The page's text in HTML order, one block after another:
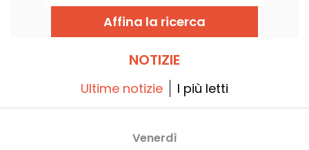
Chevreuse.
Affina la ricerca
NOTIZIE
Ultime notizie I più letti
Venerdì